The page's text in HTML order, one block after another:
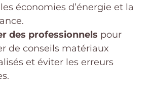
économies d’énergie et la
des professionnels pour
de conseils matériaux
et éviter les erreurs